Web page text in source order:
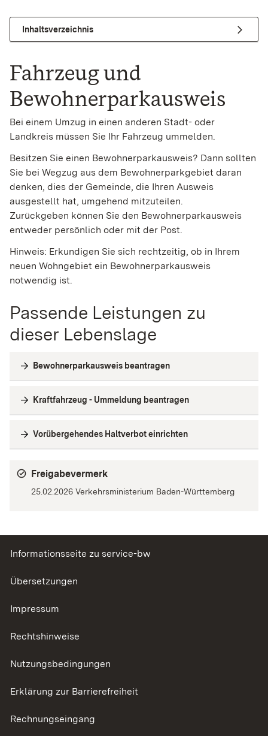
Inhaltsverzeichnis
Fahrzeug und
Bewohnerparkausweis
Bei einem Umzug in einen anderen Stadt- oder
Landkreis müssen Sie Ihr Fahrzeug ummelden.
Besitzen Sie einen Bewohnerparkausweis? Dann sollten
Sie bei Wegzug aus dem Bewohnerparkgebiet daran
denken, dies der Gemeinde, die Ihren Ausweis
ausgestellt hat, umgehend mitzuteilen.
Zurückgeben können Sie den Bewohnerparkausweis
entweder persönlich oder mit der Post.
Hinweis: Erkundigen Sie sich rechtzeitig, ob in Ihrem
neuen Wohngebiet ein Bewohnerparkausweis
notwendig ist.
Passende Leistungen zu
dieser Lebenslage
Bewohnerparkausweis beantragen
Kraftfahrzeug - Ummeldung beantragen
Vorübergehendes Haltverbot einrichten
Freigabevermerk
25.02.2026 Verkehrsministerium Baden-Württemberg
Informationsseite zu service-bw
Übersetzungen
Impressum
Rechtshinweise
Nutzungsbedingungen
Erklärung zur Barrierefreiheit
Rechnungseingang